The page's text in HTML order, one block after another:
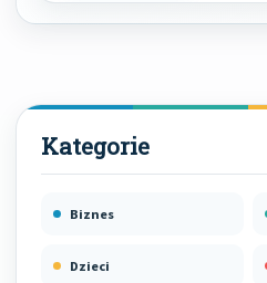
Biznes
Dzieci